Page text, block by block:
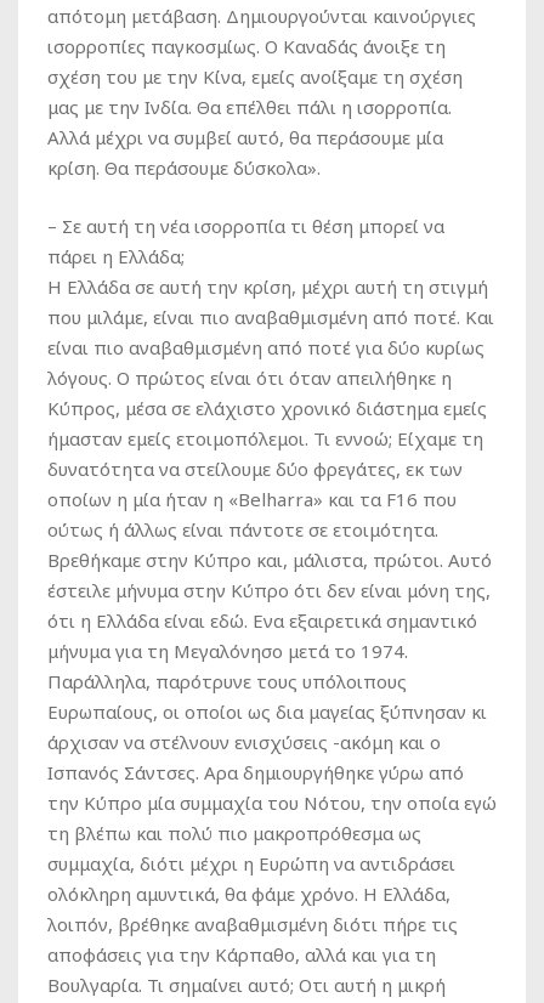
απότομη μετάβαση. Δημιουργούνται καινούργιες
ισορροπίες παγκοσμίως. Ο Καναδάς άνοιξε τη
σχέση του με την Κίνα, εμείς ανοίξαμε τη σχέση
μας με την Ινδία. Θα επέλθει πάλι η ισορροπία.
Αλλά μέχρι να συμβεί αυτό, θα περάσουμε μία
κρίση. Θα περάσουμε δύσκολα».
– Σε αυτή τη νέα ισορροπία τι θέση μπορεί να
πάρει η Ελλάδα;
Η Ελλάδα σε αυτή την κρίση, μέχρι αυτή τη στιγμή
που μιλάμε, είναι πιο αναβαθμισμένη από ποτέ. Και
είναι πιο αναβαθμισμένη από ποτέ για δύο κυρίως
λόγους. Ο πρώτος είναι ότι όταν απειλήθηκε η
Κύπρος, μέσα σε ελάχιστο χρονικό διάστημα εμείς
ήμασταν εμείς ετοιμοπόλεμοι. Τι εννοώ; Είχαμε τη
δυνατότητα να στείλουμε δύο φρεγάτες, εκ των
οποίων η μία ήταν η «Belharra» και τα F16 που
ούτως ή άλλως είναι πάντοτε σε ετοιμότητα.
Βρεθήκαμε στην Κύπρο και, μάλιστα, πρώτοι. Αυτό
έστειλε μήνυμα στην Κύπρο ότι δεν είναι μόνη της,
ότι η Ελλάδα είναι εδώ. Ενα εξαιρετικά σημαντικό
μήνυμα για τη Μεγαλόνησο μετά το 1974.
Παράλληλα, παρότρυνε τους υπόλοιπους
Ευρωπαίους, οι οποίοι ως δια μαγείας ξύπνησαν κι
άρχισαν να στέλνουν ενισχύσεις -ακόμη και ο
Ισπανός Σάντσες. Αρα δημιουργήθηκε γύρω από
την Κύπρο μία συμμαχία του Νότου, την οποία εγώ
τη βλέπω και πολύ πιο μακροπρόθεσμα ως
συμμαχία, διότι μέχρι η Ευρώπη να αντιδράσει
ολόκληρη αμυντικά, θα φάμε χρόνο. Η Ελλάδα,
λοιπόν, βρέθηκε αναβαθμισμένη διότι πήρε τις
αποφάσεις για την Κάρπαθο, αλλά και για τη
Βουλγαρία. Τι σημαίνει αυτό; Οτι αυτή η μικρή